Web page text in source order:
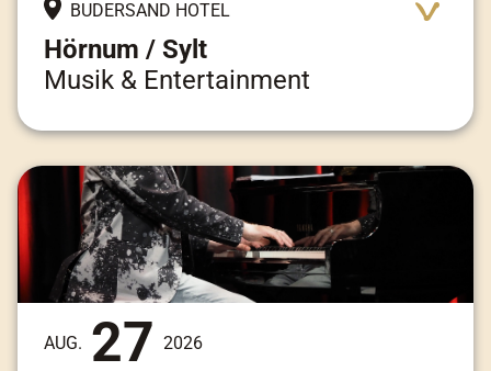
BUDERSAND HOTEL
Hörnum / Sylt
Musik & Entertainment
AUG. 27 2026